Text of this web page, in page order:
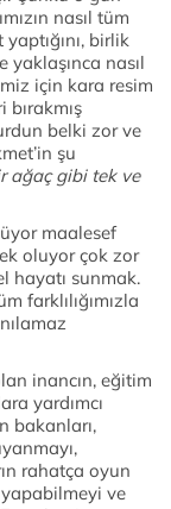
nasıl tüm
birlik
nasıl
için kara resim
belki zor ve
şu
ağaç gibi tek ve
maalesef
oluyor çok zor
hayatı sunmak.
farklılığımızla
inancın, eğitim
yardımcı
bakanları,
rahatça oyun
ve